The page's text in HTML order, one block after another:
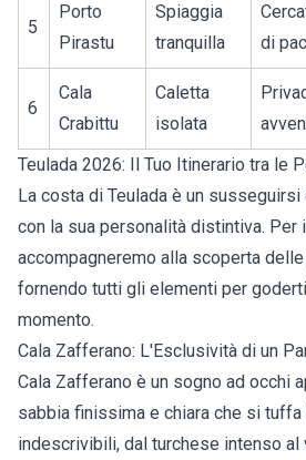
5
Porto
Pirastu
Spiaggia
tranquilla
di
6
Cala
Crabittu
Caletta
isolata
Teulada 2026: Il Tuo Itinerario tra le
La costa di Teulada è un
con la sua personalità distintiva. Per
accompagneremo alla scoperta
fornendo tutti gli elementi per
momento.
Cala Zafferano: L'Esclusività di un
Cala Zafferano è un sogno ad occhi
sabbia finissima e chiara che si tuffa
indescrivibili, dal turchese intenso al